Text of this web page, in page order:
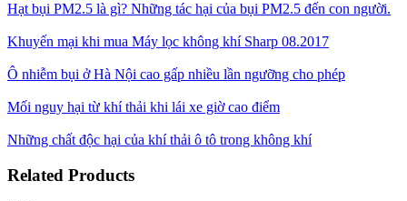
Hạt bụi PM2.5 là gì? Những tác hại của bụi PM2.5 đến con người.
Khuyến mại khi mua Máy lọc không khí Sharp 08.2017
Ô nhiễm bụi ở Hà Nội cao gấp nhiều lần ngưỡng cho phép
Mối nguy hại từ khí thải khi lái xe giờ cao điểm
Những chất độc hại của khí thải ô tô trong không khí
Related Products